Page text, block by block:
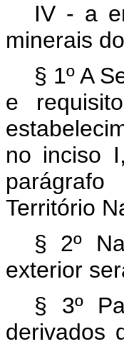
IV - a
minerais
§ 1º A
e
no inciso
Território
§ 2º
exterior
§ 3º
derivados